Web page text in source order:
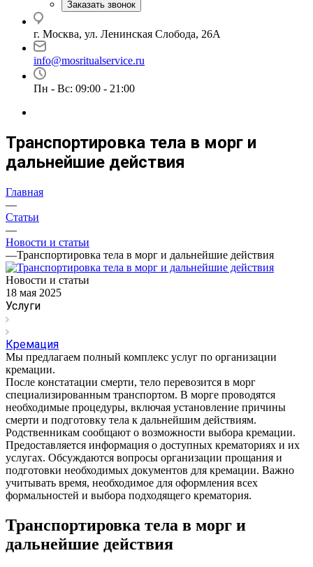
Заказать звонок
г. Москва, ул. Ленинская Слобода, 26А
info@mosritualservice.ru
Пн - Вс: 09:00 - 21:00
Транспортировка тела в морг и
дальнейшие действия
Главная
—
Статьи
—
Новости и статьи
—Транспортировка тела в морг и дальнейшие действия
Новости и статьи
18 мая 2025
Услуги
Кремация
Мы предлагаем полный комплекс услуг по организации
кремации.
После констатации смерти, тело перевозится в морг
специализированным транспортом. В морге проводятся
необходимые процедуры, включая установление причины
смерти и подготовку тела к дальнейшим действиям.
Родственникам сообщают о возможности выбора кремации.
Предоставляется информация о доступных крематориях и их
услугах. Обсуждаются вопросы организации прощания и
подготовки необходимых документов для кремации. Важно
учитывать время, необходимое для оформления всех
формальностей и выбора подходящего крематория.
Транспортировка тела в морг и
дальнейшие действия